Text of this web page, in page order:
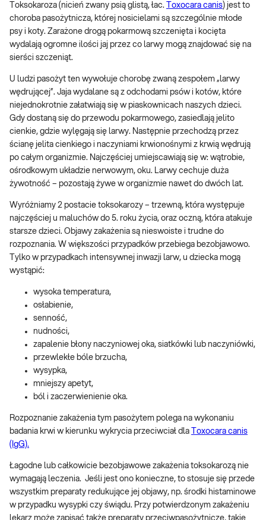
Toksokaroza (nicień zwany psią glistą, łac. Toxocara canis) jest to
choroba pasożytnicza, której nosicielami są szczególnie młode
psy i koty. Zarażone drogą pokarmową szczenięta i kocięta
wydalają ogromne ilości jaj przez co larwy mogą znajdować się na
sierści szczeniąt.
U ludzi pasożyt ten wywołuje chorobę zwaną zespołem „larwy
wędrującej”. Jaja wydalane są z odchodami psów i kotów, które
niejednokrotnie załatwiają się w piaskownicach naszych dzieci.
Gdy dostaną się do przewodu pokarmowego, zasiedlają jelito
cienkie, gdzie wylęgają się larwy. Następnie przechodzą przez
ścianę jelita cienkiego i naczyniami krwionośnymi z krwią wędrują
po całym organizmie. Najczęściej umiejscawiają się w: wątrobie,
ośrodkowym układzie nerwowym, oku. Larwy cechuje duża
żywotność – pozostają żywe w organizmie nawet do dwóch lat.
Wyróżniamy 2 postacie toksokarozy – trzewną, która występuje
najczęściej u maluchów do 5. roku życia, oraz oczną, która atakuje
starsze dzieci. Objawy zakażenia są nieswoiste i trudne do
rozpoznania. W większości przypadków przebiega bezobjawowo.
Tylko w przypadkach intensywnej inwazji larw, u dziecka mogą
wystąpić:
wysoka temperatura,
osłabienie,
senność,
nudności,
zapalenie błony naczyniowej oka, siatkówki lub naczyniówki,
przewlekłe bóle brzucha,
wysypka,
mniejszy apetyt,
ból i zaczerwienienie oka.
Rozpoznanie zakażenia tym pasożytem polega na wykonaniu
badania krwi w kierunku wykrycia przeciwciał dla
Toxocara canis
(IgG).
Łagodne lub całkowicie bezobjawowe zakażenia toksokarozą nie
wymagają leczenia. Jeśli jest ono konieczne, to stosuje się przede
wszystkim preparaty redukujące jej objawy, np. środki histaminowe
w przypadku wysypki czy świądu. Przy potwierdzonym zakażeniu